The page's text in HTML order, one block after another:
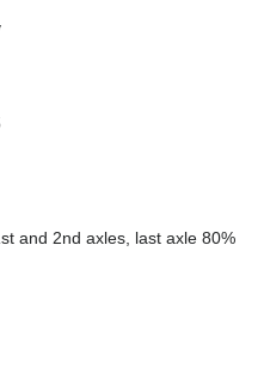
and 2nd axles, last axle 80%